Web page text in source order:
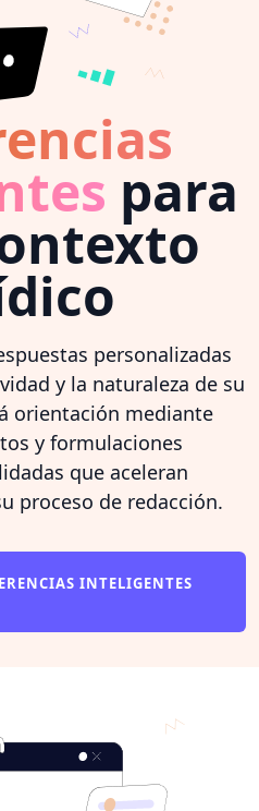
para
personalizadas
y la naturaleza de su
orientación mediante
y formulaciones
que aceleran
proceso de redacción.
INTELIGENTES